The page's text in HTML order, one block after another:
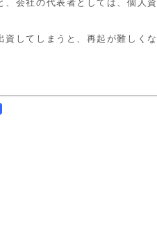
会社の代表者としては、個人
してしまうと、再起が難しく